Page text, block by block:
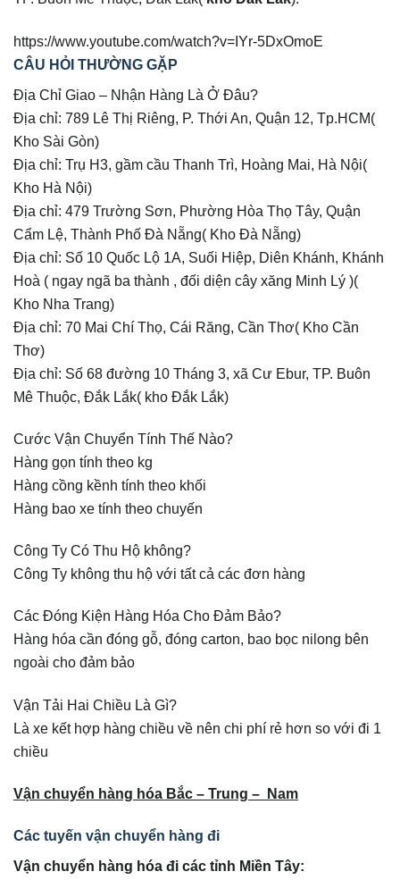
https://www.youtube.com/watch?v=IYr-5DxOmoE
CÂU HỎI THƯỜNG GẶP
Địa Chỉ Giao – Nhận Hàng Là Ở Đâu?
Địa chỉ: 789 Lê Thị Riêng, P. Thới An, Quận 12, Tp.HCM(
Kho Sài Gòn)
Địa chỉ: Trụ H3, gầm cầu Thanh Trì, Hoàng Mai, Hà Nội(
Kho Hà Nội)
Địa chỉ: 479 Trường Sơn, Phường Hòa Thọ Tây, Quận
Cẩm Lệ, Thành Phố Đà Nẵng( Kho Đà Nẵng)
Địa chỉ: Số 10 Quốc Lộ 1A, Suối Hiệp, Diên Khánh, Khánh
Hoà ( ngay ngã ba thành , đối diện cây xăng Minh Lý )(
Kho Nha Trang)
Địa chỉ: 70 Mai Chí Thọ, Cái Răng, Cần Thơ( Kho Cần
Thơ)
Địa chỉ: Số 68 đường 10 Tháng 3, xã Cư Ebur, TP. Buôn
Mê Thuộc, Đắk Lắk( kho Đắk Lắk)
Cước Vận Chuyển Tính Thế Nào?
Hàng gọn tính theo kg
Hàng cồng kềnh tính theo khối
Hàng bao xe tính theo chuyến
Công Ty Có Thu Hộ không?
Công Ty không thu hộ với tất cả các đơn hàng
Các Đóng Kiện Hàng Hóa Cho Đảm Bảo?
Hàng hóa cần đóng gỗ, đóng carton, bao bọc nilong bên
ngoài cho đảm bảo
Vận Tải Hai Chiều Là Gì?
Là xe kết hợp hàng chiều về nên chi phí rẻ hơn so với đi 1
chiều
Vận chuyển hàng hóa Bắc – Trung – Nam
Các tuyến vận chuyển hàng đi
Vận chuyển hàng hóa đi các tỉnh Miền Tây: